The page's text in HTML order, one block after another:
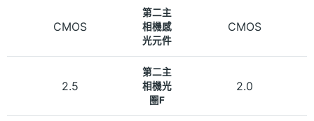
CMOS
第二主
相機感
光元件
CMOS
2.5
第二主
相機光
圈F
2.0